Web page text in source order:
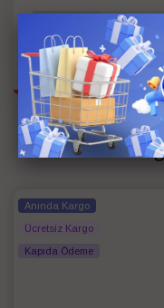
Tek Kişilik
Renk
Kiremit
Anında Kargo
Ücretsiz Kargo
Kapıda Ödeme